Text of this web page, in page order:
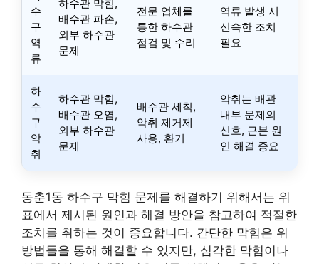
수
구
역
류
하수관 막힘,
배수관 파손,
외부 하수관
문제
전문 업체를
통한 하수관
점검 및 수리
역류 발생 시
신속한 조치
필요
하
수
구
악
취
하수관 막힘,
배수관 오염,
외부 하수관
문제
배수관 세척,
악취 제거제
사용, 환기
악취는 배관
내부 문제의
신호, 근본 원
인 해결 중요
동춘1동 하수구 막힘 문제를 해결하기 위해서는 위
표에서 제시된 원인과 해결 방안을 참고하여 적절한
조치를 취하는 것이 중요합니다. 간단한 막힘은 위
방법들을 통해 해결할 수 있지만, 심각한 막힘이나